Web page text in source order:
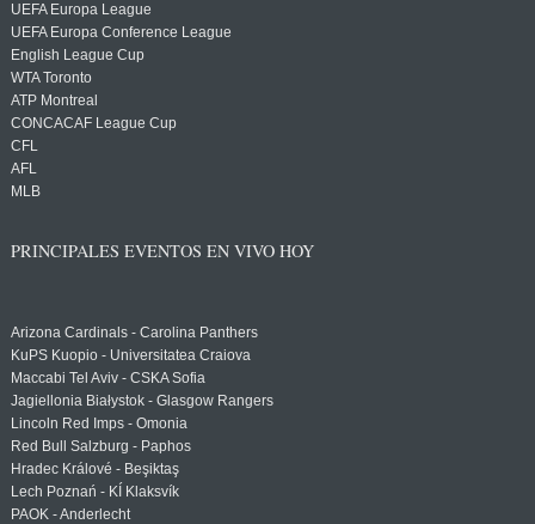
UEFA Europa League
UEFA Europa Conference League
English League Cup
WTA Toronto
ATP Montreal
CONCACAF League Cup
CFL
AFL
MLB
PRINCIPALES EVENTOS EN VIVO HOY
Arizona Cardinals - Carolina Panthers
KuPS Kuopio - Universitatea Craiova
Maccabi Tel Aviv - CSKA Sofia
Jagiellonia Białystok - Glasgow Rangers
Lincoln Red Imps - Omonia
Red Bull Salzburg - Paphos
Hradec Králové - Beşiktaş
Lech Poznań - KÍ Klaksvík
PAOK - Anderlecht